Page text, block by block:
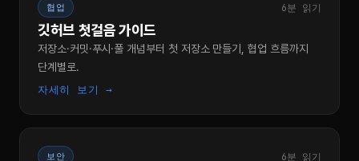
협업 6분 읽기
깃허브 첫걸음 가이드
저장소·커밋·푸시·풀 개념부터 첫 저장소 만들기, 협업 흐름까지
단계별로.
자세히 보기 →
보안 6분 읽기